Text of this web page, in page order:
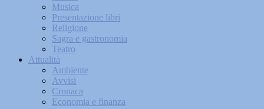
Musica
Presentazione libri
Religione
Sagra e gastronomia
Teatro
Attualità
Ambiente
Avvisi
Cronaca
Economia e finanza